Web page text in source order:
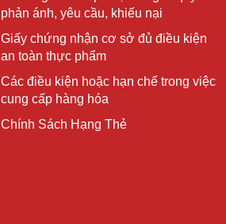
phản ánh, yêu cầu, khiếu nại
Giấy chứng nhận cơ sở đủ điều kiện
an toàn thực phẩm
Các điều kiện hoặc hạn chế trong việc
cung cấp hàng hóa
Chính Sách Hạng Thẻ